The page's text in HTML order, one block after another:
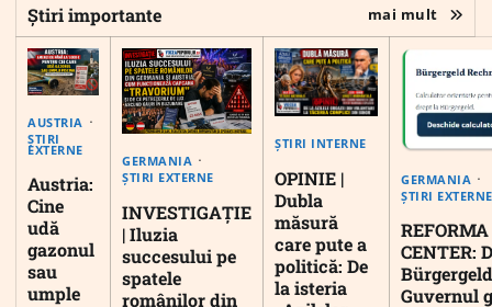
Știri importante mai mult
AUSTRIA
ȘTIRI
EXTERNE
Austria:
Cine
udă
gazonul
sau
umple
GERMANIA
ȘTIRI EXTERNE
INVESTIGAȚIE
| Iluzia
succesului pe
spatele
românilor din
ȘTIRI INTERNE
OPINIE |
Dubla
măsură
care pute a
politică: De
la isteria
GERMANIA
ȘTIRI EXTERNE
CENTER:
Guvernul